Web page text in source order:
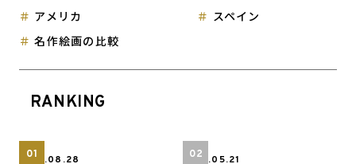
アメリカ
スペイン
名作絵画の比較
RANKING
2021.08.28 2021.05.21